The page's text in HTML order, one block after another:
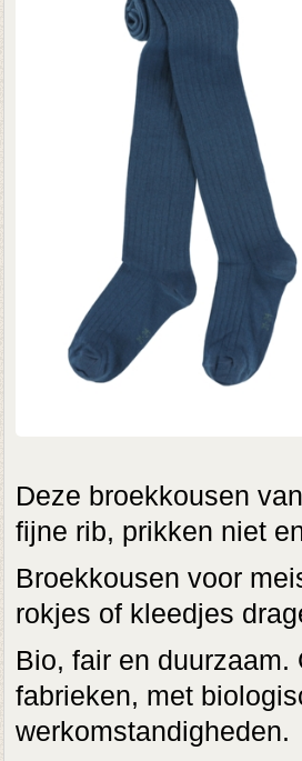
Deze broekkousen
fijne rib, prikken niet
Broekkousen voor
rokjes of kleedjes
Bio, fair en
fabrieken, met
werkomstandigheden.